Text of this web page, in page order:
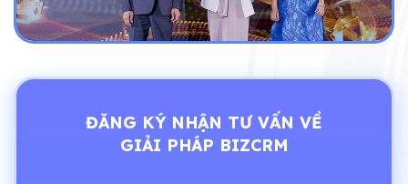
ĐĂNG KÝ NHẬN TƯ VẤN VỀ
GIẢI PHÁP BIZCRM